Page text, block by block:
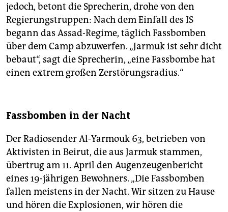
jedoch, betont die Sprecherin, drohe von den
Regierungstruppen: Nach dem Einfall des IS
begann das Assad-Regime, täglich Fassbomben
über dem Camp abzuwerfen. „Jarmuk ist sehr dicht
bebaut“, sagt die Sprecherin, „eine Fassbombe hat
einen extrem großen Zerstörungsradius.“
Fassbomben in der Nacht
Der Radiosender Al-Yarmouk 63, betrieben von
Aktivisten in Beirut, die aus Jarmuk stammen,
übertrug am 11. April den Augenzeugenbericht
eines 19-jährigen Bewohners. „Die Fassbomben
fallen meistens in der Nacht. Wir sitzen zu Hause
und hören die Explosionen, wir hören die